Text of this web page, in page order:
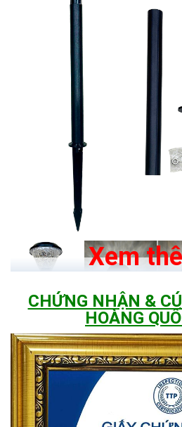
Xem
CHỨNG NHẬN &
HOÀNG